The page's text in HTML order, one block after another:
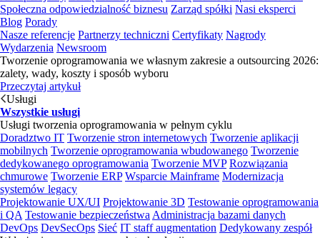
Społeczna odpowiedzialność biznesu Zarząd spółki Nasi eksperci
Blog Porady
Nasze referencje Partnerzy techniczni Certyfikaty Nagrody
Wydarzenia Newsroom
Tworzenie oprogramowania we własnym zakresie a outsourcing 2026:
zalety, wady, koszty i sposób wyboru
Przeczytaj artykuł
Usługi
Wszystkie usługi
Usługi tworzenia oprogramowania w pełnym cyklu
Doradztwo IT Tworzenie stron internetowych Tworzenie aplikacji
mobilnych Tworzenie oprogramowania wbudowanego Tworzenie
dedykowanego oprogramowania Tworzenie MVP Rozwiązania
chmurowe Tworzenie ERP Wsparcie Mainframe Modernizacja
systemów legacy
Projektowanie UX/UI Projektowanie 3D Testowanie oprogramowania
i QA Testowanie bezpieczeństwa Administracja bazami danych
DevOps DevSecOps Sieć IT staff augmentation Dedykowany zespół